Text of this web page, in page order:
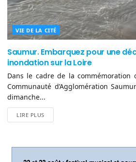
VIE DE LA CITÉ
Saumur. Embarquez pour une
inondation sur la Loire
Dans le cadre de la commémoration
Communauté d’Agglomération
dimanche...
LIRE PLUS